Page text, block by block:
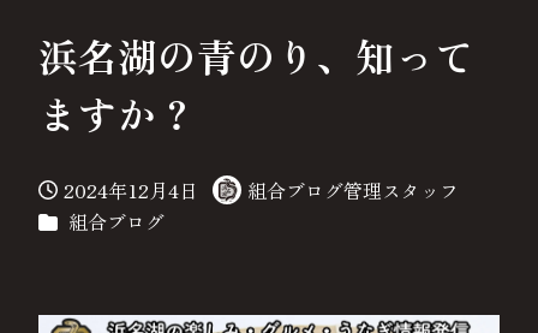
浜名湖の青のり、知って
ますか？
投稿日
2024年12月4日
著
組合ブログ管理スタッフ
カテゴリー
組合ブログ